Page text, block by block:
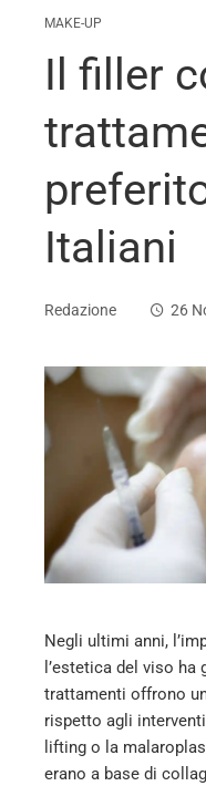
MAKE-UP
Il filler
Italiani
Redazione 26
Negli ultimi anni,
l’estetica del viso
trattamenti offrono
rispetto agli
lifting o la
erano a base di